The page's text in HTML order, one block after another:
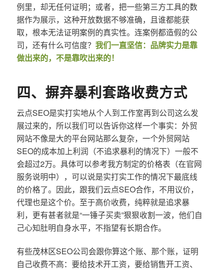
例里，却无任何证明；或者，把一些第三方工具的数
据作为展示，这种开放数据不够准确，且谁都能获
取，根本无法证明案例的真实性。连案例都造假的公
司，还有什么可信度？ 我们一直坚信：品牌实力是靠
做出来的，不是靠吹出来的！
四、摒弃暴利套路收费方式
云点SEO是实打实地从个人到工作室再到公司这么发
展过来的，所以我们可以告诉你这样一个事实：外贸
网站不像是大的平台网站那么复杂，一个外贸网站
SEO的成本加上利润（不追求暴利的情况下）一般不
会超过2万。具体可以参考我方制定的价格表（在官网
服务说明中），可以说是实打实工作的情况下最底线
的价格了。因此，跟我们云点SEO合作，不用议价，
代理也是这个价。至于高价收费，纯粹就是追求暴
利，更有甚者就是“一锤子买卖”狠狠收割一波，他们自
己心知肚明自身水平，不指望有长期合作。
有些茂林区SEO公司会跟你算这个账、那个账，证明
自己收费不高：要给技术开工资，要给销售开工资、